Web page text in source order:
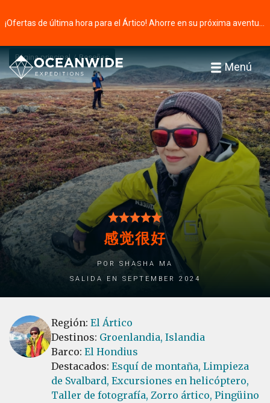
Menú
Página principal Reseñas
感觉很好
por ShaSha Ma
Salida en September 2024
Región: El Ártico
Destinos: Groenlandia, Islandia
Barco: El Hondius
Destacados: Esquí de montaña, Limpieza
de Svalbard, Excursiones en helicóptero,
Taller de fotografía, Zorro ártico, Pingüino